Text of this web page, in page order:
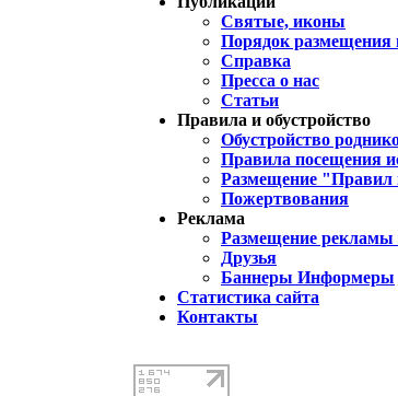
Святые, иконы
Порядок размещения
Справка
Пресса о нас
Статьи
Правила и обустройство
Обустройство
Правила посещения
Размещение "Правил
Пожертвования
Реклама
Размещение рекламы
Друзья
Баннеры Информеры
Статистика сайта
Контакты